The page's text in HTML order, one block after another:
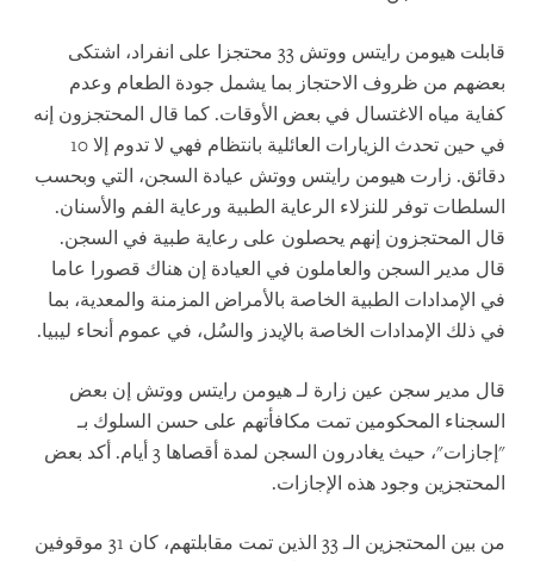
قابلت هيومن رايتس ووتش 33 محتجزا على انفراد، اشتكى
بعضهم من ظروف الاحتجاز بما يشمل جودة الطعام وعدم
كفاية مياه الاغتسال في بعض الأوقات. كما قال المحتجزون إنه
في حين تحدث الزيارات العائلية بانتظام فهي لا تدوم إلا 10
دقائق. زارت هيومن رايتس ووتش عيادة السجن، التي وبحسب
السلطات توفر للنزلاء الرعاية الطبية ورعاية الفم والأسنان.
قال المحتجزون إنهم يحصلون على رعاية طبية في السجن.
قال مدير السجن والعاملون في العيادة إن هناك قصورا عاما
في الإمدادات الطبية الخاصة بالأمراض المزمنة والمعدية، بما
في ذلك الإمدادات الخاصة بالإيدز والسُل، في عموم أنحاء ليبيا.
قال مدير سجن عين زارة لـ هيومن رايتس ووتش إن بعض
السجناء المحكومين تمت مكافأتهم على حسن السلوك بـ
"إجازات"، حيث يغادرون السجن لمدة أقصاها 3 أيام. أكد بعض
المحتجزين وجود هذه الإجازات.
من بين المحتجزين الـ 33 الذين تمت مقابلتهم، كان 31 موقوفين